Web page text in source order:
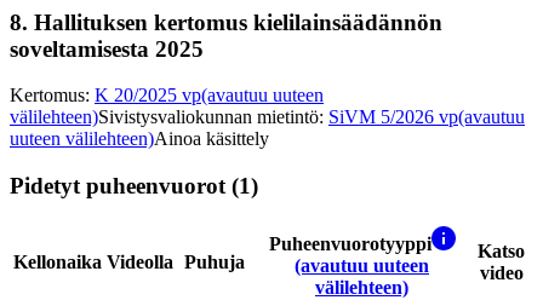
8. Hallituksen kertomus kielilainsäädännön
soveltamisesta 2025
Kertomus: K 20/2025 vp(avautuu uuteen
välilehteen)Sivistysvaliokunnan mietintö: SiVM 5/2026 vp(avautuu
uuteen välilehteen)Ainoa käsittely
Pidetyt puheenvuorot (1)
Kellonaika Videolla Puhuja
Puheenvuorotyyppi
(avautuu uuteen
välilehteen)
Katso
video